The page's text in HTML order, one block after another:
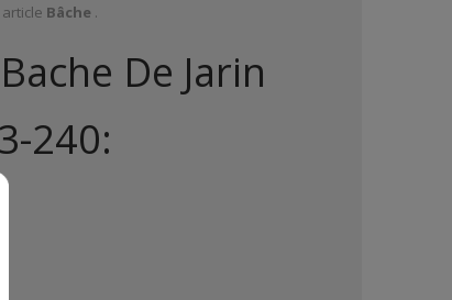
Bâche .
De Jarin
240: